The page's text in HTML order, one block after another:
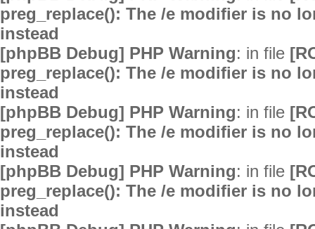
preg_replace(): The /e modifier is no
instead
[phpBB Debug] PHP Warning: in file
preg_replace(): The /e modifier is no
instead
[phpBB Debug] PHP Warning: in file
preg_replace(): The /e modifier is no
instead
[phpBB Debug] PHP Warning: in file
preg_replace(): The /e modifier is no
instead